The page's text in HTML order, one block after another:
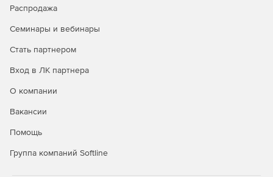
Распродажа
Семинары и вебинары
Стать партнером
Вход в ЛК партнера
О компании
Вакансии
Помощь
Группа компаний Softline